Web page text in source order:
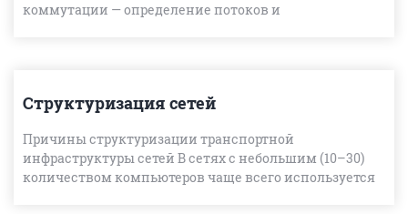
коммутации — определение потоков и
Структуризация сетей
Причины структуризации транспортной
инфраструктуры сетей В сетях с небольшим (10–30)
количеством компьютеров чаще всего используется